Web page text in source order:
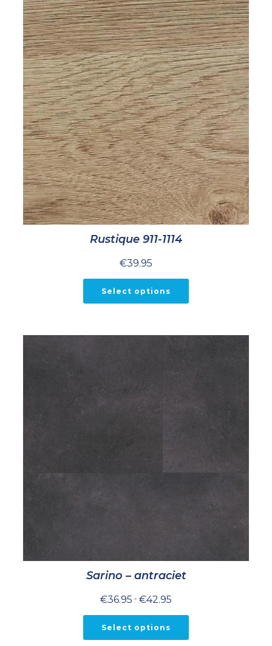
Rustique 911-1114
€39.95
Select options
Sarino – antraciet
€36.95 - €42.95
tot
Select options